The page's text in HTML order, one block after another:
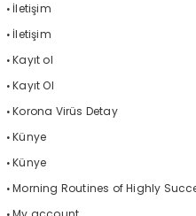
İletişim
İletişim
Kayıt ol
Kayıt Ol
Korona Virüs Detay
Künye
Künye
Morning Routines of Highly